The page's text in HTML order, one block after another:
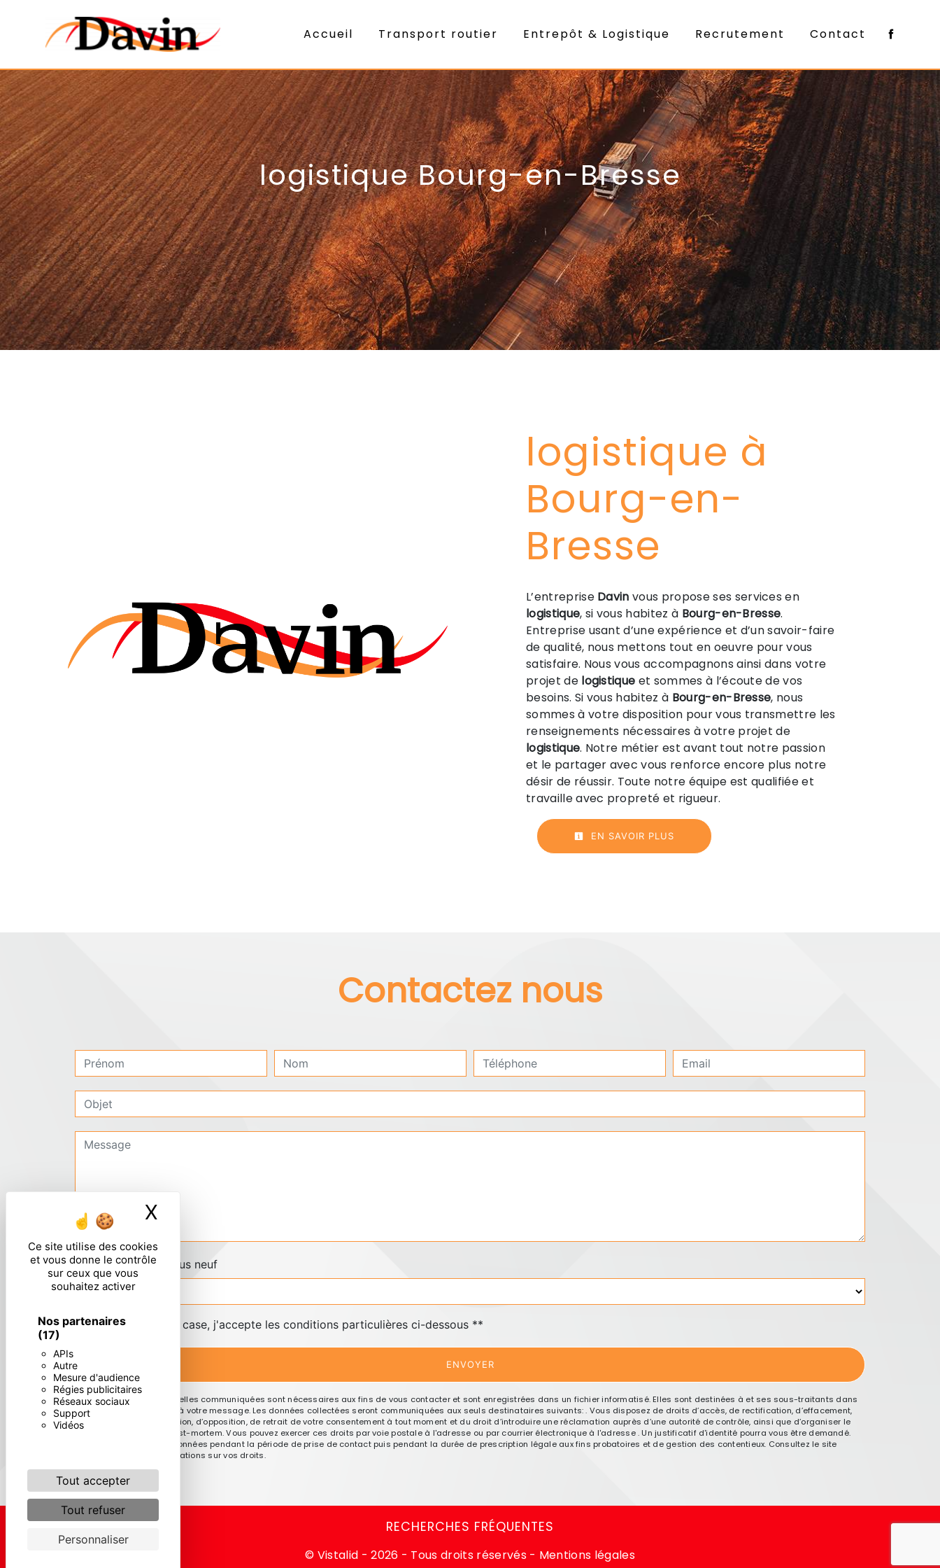
Ce site utilise des cookies
et vous donne le contrôle
sur ceux que vous
souhaitez activer
Nos partenaires
(17)
APIs
Autre
Mesure d'audience
Régies publicitaires
Réseaux sociaux
Support
Vidéos
Tout accepter
Tout refuser
Personnaliser
X
Accueil Transport routier Entrepôt & Logistique Recrutement Contact
logistique Bourg-en-Bresse
logistique à
Bourg-en-
Bresse
L’entreprise Davin vous propose ses services en
logistique, si vous habitez à Bourg-en-Bresse.
Entreprise usant d’une expérience et d’un savoir-faire
de qualité, nous mettons tout en oeuvre pour vous
satisfaire. Nous vous accompagnons ainsi dans votre
projet de logistique et sommes à l’écoute de vos
besoins. Si vous habitez à Bourg-en-Bresse, nous
sommes à votre disposition pour vous transmettre les
renseignements nécessaires à votre projet de
logistique. Notre métier est avant tout notre passion
et le partager avec vous renforce encore plus notre
désir de réussir. Toute notre équipe est qualifiée et
travaille avec propreté et rigueur.
EN SAVOIR PLUS
Contactez nous
Combien font six plus neuf
En cochant cette case, j'accepte les conditions particulières ci-dessous **
ENVOYER
** Les données personnelles communiquées sont nécessaires aux fins de vous contacter et sont enregistrées dans un fichier informatisé. Elles sont destinées à et ses sous-traitants dans
le seul but de répondre à votre message. Les données collectées seront communiquées aux seuls destinataires suivants: . Vous disposez de droits d’accès, de rectification, d’effacement,
de portabilité, de limitation, d’opposition, de retrait de votre consentement à tout moment et du droit d’introduire une réclamation auprès d’une autorité de contrôle, ainsi que d’organiser le
sort de vos données post-mortem. Vous pouvez exercer ces droits par voie postale à l'adresse ou par courrier électronique à l'adresse . Un justificatif d'identité pourra vous être demandé.
Nous conservons vos données pendant la période de prise de contact puis pendant la durée de prescription légale aux fins probatoires et de gestion des contentieux. Consultez le site
cnil.fr pour plus d’informations sur vos droits.
RECHERCHES FRÉQUENTES
© Vistalid - 2026 - Tous droits réservés - Mentions légales